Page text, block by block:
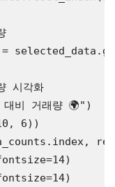
시각화
대비 거래량 🌍" )
6))